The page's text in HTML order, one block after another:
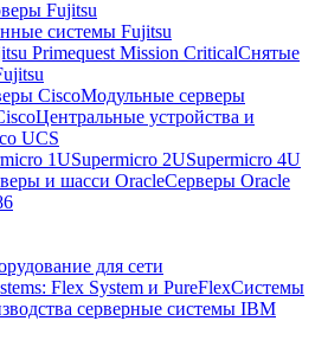
Fujitsu
системы Fujitsu
Primequest Mission CriticalСнятые
CiscoМодульные серверы
Центральные устройства и
UCS
1USupermicro 2USupermicro 4U
и шасси OracleСерверы Oracle
для сети
Flex System и PureFlexСистемы
серверные системы IBM